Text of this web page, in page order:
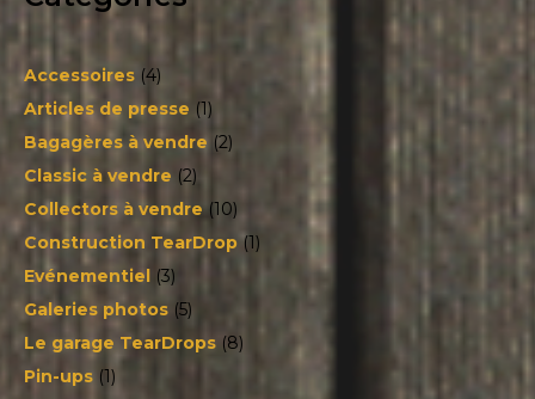
Accessoires (4)
Articles de presse (1)
Bagagères à vendre (2)
Classic à vendre (2)
Collectors à vendre (10)
Construction TearDrop (1)
Evénementiel (3)
Galeries photos (5)
Le garage TearDrops (8)
Pin-ups (1)